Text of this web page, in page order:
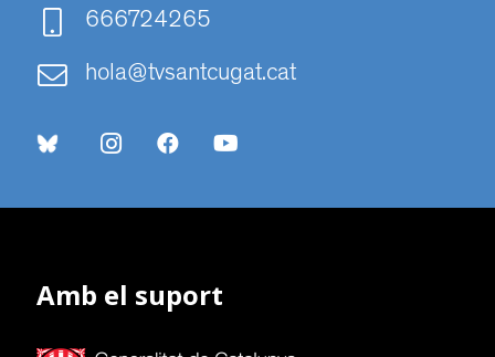
666724265
hola@tvsantcugat.cat
Amb el suport